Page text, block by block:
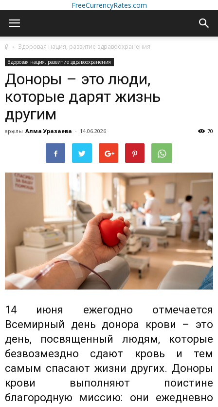
FreeCurrencyRates.com
үй Здоровая нация, развитие здравоохранения
Здоровая нация, развитие здравоохранения
Доноры – это люди,
которые дарят жизнь
другим
арқылы Алма Уразаева - 14.06.2026 70
14 июня ежегодно отмечается
Всемирный день донора крови – это
день, посвященный людям, которые
безвозмездно сдают кровь и тем
самым спасают жизни других. Доноры
крови выполняют поистине
благородную миссию: они ежедневно